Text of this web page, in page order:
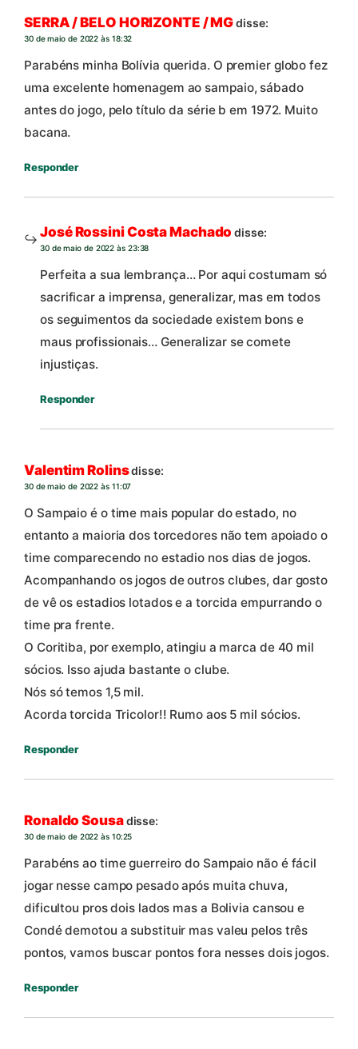
SERRA / BELO HORIZONTE / MGdisse:
30 de maio de 2022 às 18:32
Parabéns minha Bolívia querida. O premier globo fez
uma excelente homenagem ao sampaio, sábado
antes do jogo, pelo título da série b em 1972. Muito
bacana.
Responder
José Rossini Costa Machado disse:
30 de maio de 2022 às 23:38
Perfeita a sua lembrança… Por aqui costumam só
sacrificar a imprensa, generalizar, mas em todos
os seguimentos da sociedade existem bons e
maus profissionais… Generalizar se comete
injustiças.
Responder
Valentim Rolinsdisse:
30 de maio de 2022 às 11:07
O Sampaio é o time mais popular do estado, no
entanto a maioria dos torcedores não tem apoiado o
time comparecendo no estadio nos dias de jogos.
Acompanhando os jogos de outros clubes, dar gosto
de vê os estadios lotados e a torcida empurrando o
time pra frente.
O Coritiba, por exemplo, atingiu a marca de 40 mil
sócios. Isso ajuda bastante o clube.
Nós só temos 1,5 mil.
Acorda torcida Tricolor!! Rumo aos 5 mil sócios.
Responder
Ronaldo Sousadisse:
30 de maio de 2022 às 10:25
Parabéns ao time guerreiro do Sampaio não é fácil
jogar nesse campo pesado após muita chuva,
dificultou pros dois lados mas a Bolivia cansou e
Condé demotou a substituir mas valeu pelos três
pontos, vamos buscar pontos fora nesses dois jogos.
Responder